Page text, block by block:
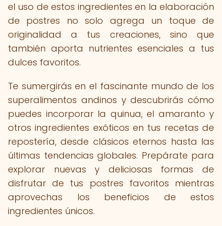
el uso de estos ingredientes en la elaboración
de postres no solo agrega un toque de
originalidad a tus creaciones, sino que
también aporta nutrientes esenciales a tus
dulces favoritos.
Te sumergirás en el fascinante mundo de los
superalimentos andinos y descubrirás cómo
puedes incorporar la quinua, el amaranto y
otros ingredientes exóticos en tus recetas de
repostería, desde clásicos eternos hasta las
últimas tendencias globales. Prepárate para
explorar nuevas y deliciosas formas de
disfrutar de tus postres favoritos mientras
aprovechas los beneficios de estos
ingredientes únicos.